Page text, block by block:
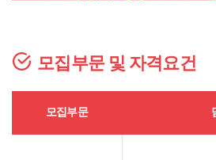
모집부문 및 자격요건
모집부문